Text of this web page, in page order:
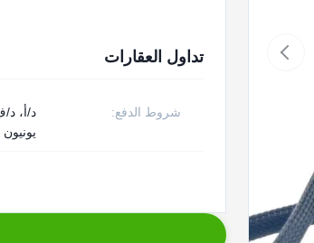
تداول العقارات
شروط الدفع:
د/أ،
يونيون